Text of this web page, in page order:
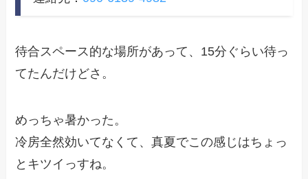
待合スペース的な場所があって、15分ぐらい待っ
てたんだけどさ。
めっちゃ暑かった。
冷房全然効いてなくて、真夏でこの感じはちょっ
とキツイっすね。